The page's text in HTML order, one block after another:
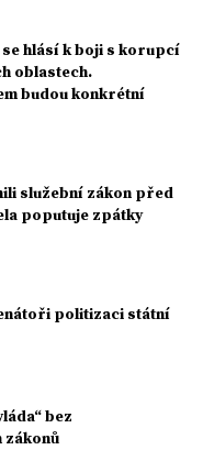
hlásí k boji s korupcí
oblastech.
budou konkrétní
služební zákon před
poputuje zpátky
politizaci státní
bez